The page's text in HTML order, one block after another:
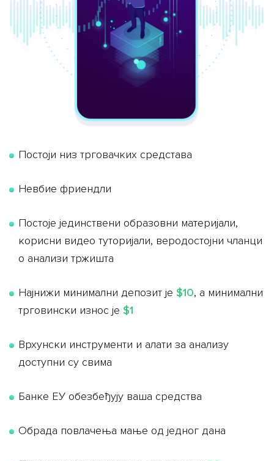
Постоји низ трговачких средстава
Невбие фриендли
Постоје јединствени образовни материјали,
корисни видео туторијали, веродостојни чланци
о анализи тржишта
Најнижи минимални депозит је $10, а минимални
трговински износ је $1
Врхунски инструменти и алати за анализу
доступни су свима
Банке ЕУ обезбеђују ваша средства
Обрада повлачења мање од једног дана